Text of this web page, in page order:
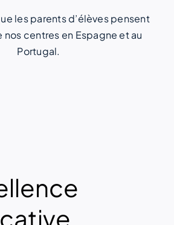
les parents d’élèves pensent
centres en Espagne et au
Portugal.